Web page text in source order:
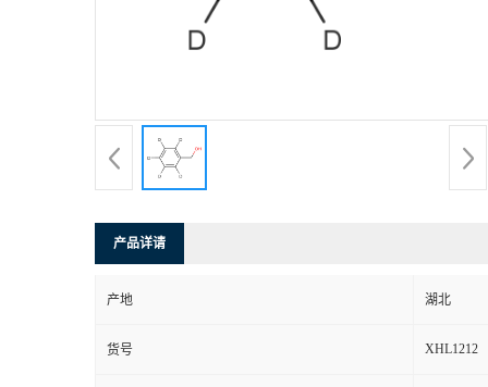
产品详请
产地 湖北
货号 XHL1212